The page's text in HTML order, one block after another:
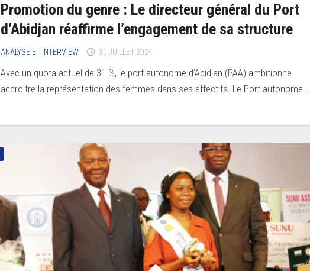
Promotion du genre : Le directeur général du Port
d’Abidjan réaffirme l’engagement de sa structure
ANALYSE ET INTERVIEW 30 JUILLET 2024
Avec un quota actuel de 31 %, le port autonome d’Abidjan (PAA) ambitionne
accroitre la représentation des femmes dans ses effectifs. Le Port autonome...